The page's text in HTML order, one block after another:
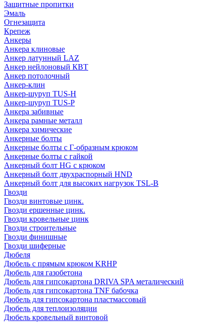
Защитные пропитки
Эмаль
Огнезащита
Крепеж
Анкеры
Анкера клиновые
Анкер латунный LAZ
Анкер нейлоновый КВТ
Анкер потолочный
Анкер-клин
Анкер-шуруп TUS-H
Анкер-шуруп TUS-P
Анкера забивные
Анкера рамные металл
Анкера химические
Анкерные болты
Анкерные болты с Г-образным крюком
Анкерные болты с гайкой
Анкерный болт HG с крюком
Анкерный болт двухраспорный HND
Анкерный болт для высоких нагрузок TSL-B
Гвозди
Гвозди винтовые цинк.
Гвозди ершенные цинк.
Гвозди кровельные цинк
Гвозди строительные
Гвозди финишные
Гвозди шиферные
Дюбеля
Дюбель с прямым крюком KRHP
Дюбель для газобетона
Дюбель для гипсокартона DRIVA SPA металический
Дюбель для гипсокартона TNF бабочка
Дюбель для гипсокартона пластмассовый
Дюбель для теплоизоляции
Дюбель кровельный винтовой